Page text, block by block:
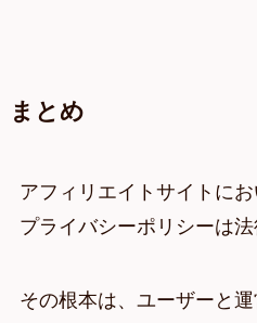
まとめ
アフィリエイトサイトにお
プライバシーポリシーは法
その根本は、ユーザーと